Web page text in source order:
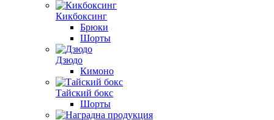
Кикбоксинг
Брюки
Шорты
Дзюдо
Кимоно
Тайский бокс
Шорты